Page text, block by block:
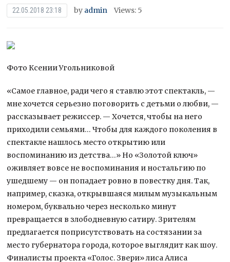
22.05.2018 23:18 by admin Views: 5
Фото Ксении Угольниковой
«Самое главное, ради чего я ставлю этот спектакль, —
мне хочется серьезно поговорить с детьми о любви, —
рассказывает режиссер. — Хочется, чтобы на него
приходили семьями… Чтобы для каждого поколения в
спектакле нашлось место открытию или
воспоминанию из детства…» Но «Золотой ключ»
оживляет вовсе не воспоминания и ностальгию по
ушедшему — он попадает ровно в повестку дня. Так,
например, сказка, открывшаяся милым музыкальным
номером, буквально через несколько минут
превращается в злободневную сатиру. Зрителям
предлагается поприсутствовать на состязании за
место губернатора города, которое выглядит как шоу.
Финалисты проекта «Голос. Звери» лиса Алиса